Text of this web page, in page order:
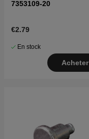
7353109-20
€2.79
En stock
Acheter